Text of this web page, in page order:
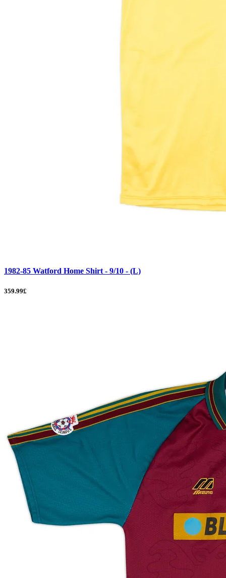
1982-85 Watford Home Shirt - 9/10 - (L)
359.99£